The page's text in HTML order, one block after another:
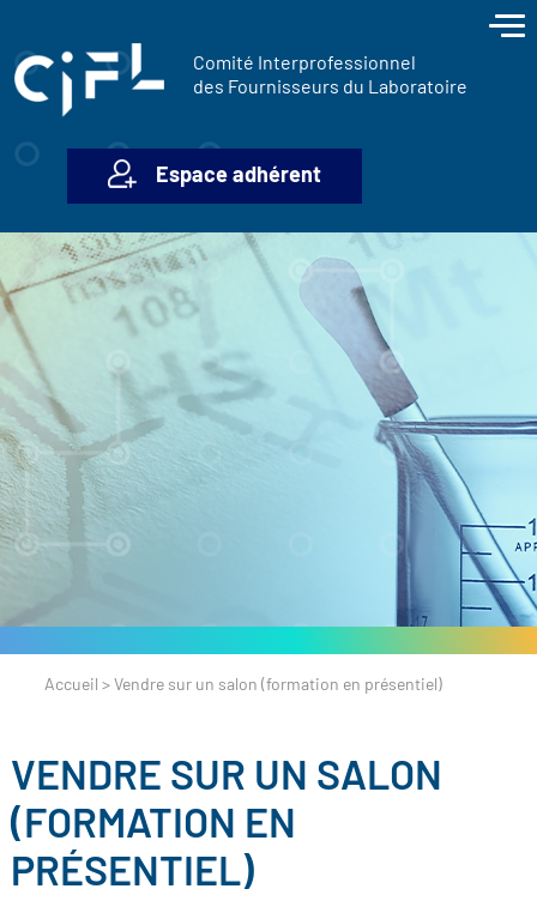
Comité Interprofessionnel
des Fournisseurs du Laboratoire
Espace adhérent
Accueil > Vendre sur un salon (formation en présentiel)
VENDRE SUR UN SALON
(FORMATION EN
PRÉSENTIEL)